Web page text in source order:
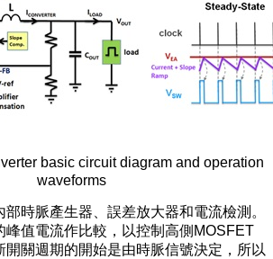
basic circuit diagram and operation
waveforms
時脈產生器、誤差放大器和電流檢測。
峰值電流作比較，以控制高側MOSFET
開關週期的開始是由時脈信號決定，所以